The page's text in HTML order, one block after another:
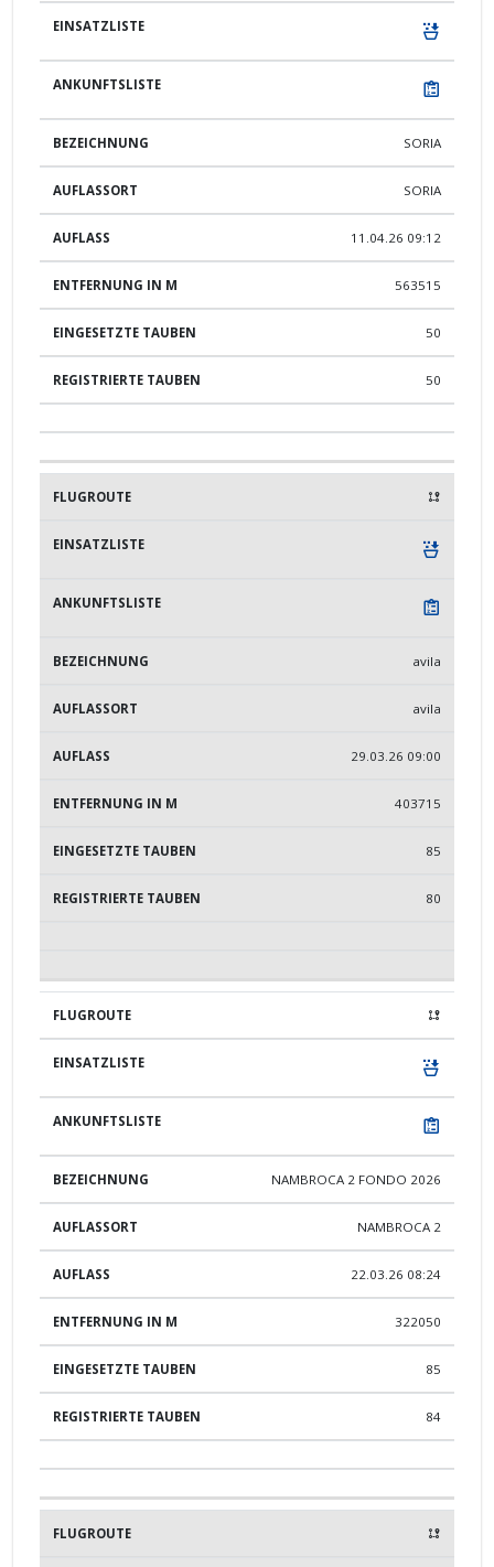
SORIA
SORIA
11.04.26 09:12
563515
50
50
avila
avila
29.03.26 09:00
403715
85
80
NAMBROCA 2 FONDO 2026
NAMBROCA 2
22.03.26 08:24
322050
85
84